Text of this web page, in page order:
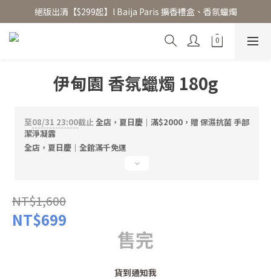
香氛水氧機、擴香香水原精  l 兩件85、三件79折
絕版出清【$299起】l Baija Paris 擴香禮盒、香氛蠟燭
加入 LINE 好友領 $100 折價券 │ 點此加入👆
伊甸園 香氛蠟燭 180g
至08/31 23:00截止全店，夏日慶｜滿$2000，贈 保濕抗菌 手部
潔淨凝露
全店，夏日慶｜全館滿千免運
NT$1,600
NT$699
售完
貨到通知我